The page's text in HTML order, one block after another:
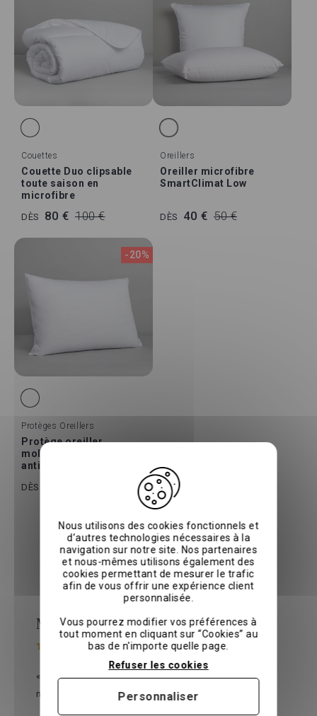
Couettes
Couette Duo clipsable
toute saison en
microfibre
DÈS 80 € 100 €
Oreillers
Oreiller microfibre
SmartClimat Low
DÈS 40 € 50 €
-20%
Protèges Oreillers
Protège oreiller
molletonné
antibactérien
DÈS
Avis clients
Découvrez les avis de nos clients qui partagent leur
expérience via l'organisme indépendantAvis vérifiés
Michelle W.le 01/06/2026sur Avis vérifiés
« Une qualité digne des plus grands hotels du
monde »
Nous utilisons des cookies fonctionnels et
d’autres technologies nécessaires à la
navigation sur notre site. Nos partenaires
et nous-mêmes utilisons également des
cookies permettant de mesurer le trafic
afin de vous offrir une expérience client
personnalisée.
Vous pourrez modifier vos préférences à
tout moment en cliquant sur “Cookies” au
bas de n'importe quelle page.
Refuser les cookies
Personnaliser